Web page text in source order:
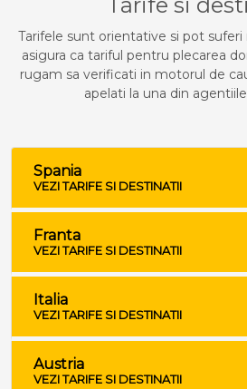
Tarifele sunt orientative si pot
asigura ca tariful pentru plecarea
rugam sa verificati in motorul de
apelati la una din
Spania
VEZI TARIFE SI DESTINATII
Franta
VEZI TARIFE SI DESTINATII
Italia
VEZI TARIFE SI DESTINATII
Austria
VEZI TARIFE SI DESTINATII